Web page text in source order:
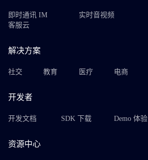
即时通讯 IM 实时音视频
客服云
解决方案
社交 教育 医疗 电商
开发者
开发文档 SDK 下载 Demo 体验
资源中心